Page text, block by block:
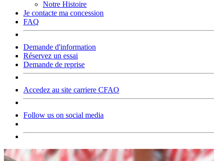
Notre Histoire
Je contacte ma concession
FAQ
Demande d'information
Réservez un essai
Demande de reprise
Accedez au site carriere CFAO
Follow us on social media